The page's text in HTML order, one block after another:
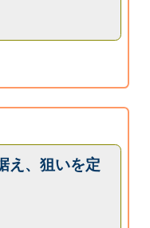
え、狙いを定